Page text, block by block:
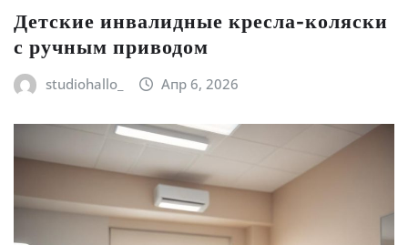
Детские инвалидные кресла-коляски
с ручным приводом
studiohallo_ Апр 6, 2026